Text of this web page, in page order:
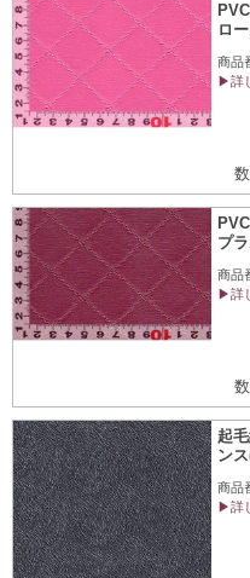
ロ
商品
▶詳
プ
商品
▶詳
起
ン
商品
▶詳